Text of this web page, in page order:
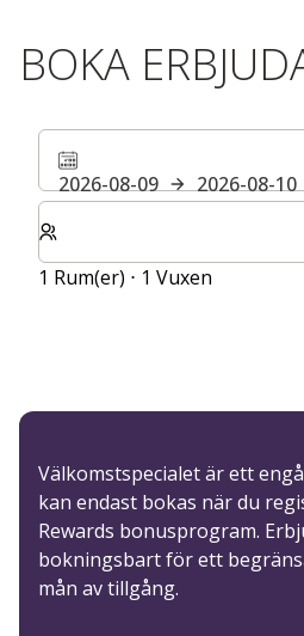
BOKA
2026-08-09
2026-08-10
Välj antal rum och gäster för
1 Rum(er) ⋅ 1 Vuxen
Välkomstspecialet är ett
kan endast bokas när du
Rewards bonusprogram.
bokningsbart för ett
mån av tillgång.